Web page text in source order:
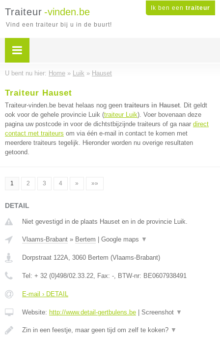
Ik ben een traiteur
Traiteur -vinden.be
Vind een traiteur bij u in de buurt!
U bent nu hier: Home » Luik » Hauset
Traiteur Hauset
Traiteur-vinden.be bevat helaas nog geen traiteurs in Hauset. Dit geldt
ook voor de gehele provincie Luik (traiteur Luik). Voer bovenaan deze
pagina uw postcode in voor de dichtstbijzijnde traiteurs of ga naar direct
contact met traiteurs om via één e-mail in contact te komen met
meerdere traiteurs tegelijk. Hieronder worden nu overige resultaten
getoond.
1 2 3 4 » »»
DETAIL
Niet gevestigd in de plaats Hauset en in de provincie Luik.
Vlaams-Brabant » Bertem Google maps ▼
Dorpstraat 122A, 3060 Bertem (Vlaams-Brabant)
Tel: + 32 (0)498/02.33.22, Fax: -, BTW-nr: BE0607938491
E-mail › DETAIL
Website: http://www.detail-gertbulens.be Screenshot ▼
Zin in een feestje, maar geen tijd om zelf te koken? ▼